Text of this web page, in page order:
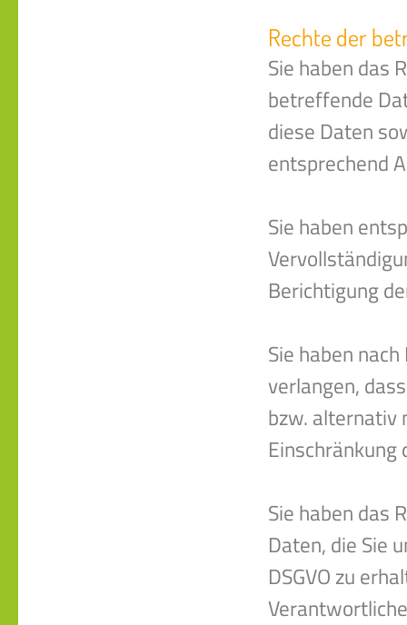
Rechte der
Sie haben das
betreffende
diese Daten
entsprechend
Sie haben
Berichtigung
Sie haben
verlangen,
bzw. alternativ
Sie haben das
Daten, die Sie
DSGVO zu